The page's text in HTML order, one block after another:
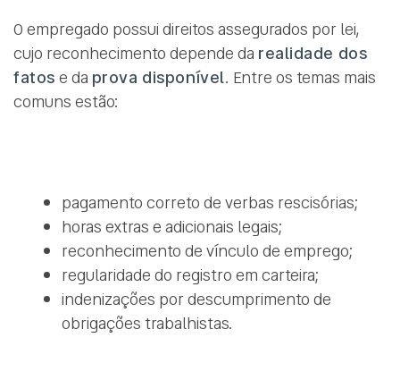
O empregado possui direitos assegurados por lei,
cujo reconhecimento depende da realidade dos
fatose da prova disponível. Entre os temas mais
comuns estão:
pagamento correto de verbas rescisórias;
horas extras e adicionais legais;
reconhecimento de vínculo de emprego;
regularidade do registro em carteira;
indenizações por descumprimento de
obrigações trabalhistas.